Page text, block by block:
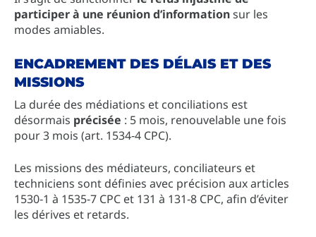
participer à une réunion d’informationsur les
modes amiables.
ENCADREMENT DES DÉLAIS ET DES
MISSIONS
La durée des médiations et conciliations est
désormais précisée : 5 mois, renouvelable une fois
pour 3 mois (art. 1534‑4 CPC).
Les missions des médiateurs, conciliateurs et
techniciens sont définies avec précision aux articles
1530‑1 à 1535‑7 CPC et 131 à 131‑8 CPC, afin d’éviter
les dérives et retards.